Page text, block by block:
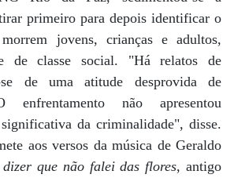
primeiro para depois identificar o
jovens, crianças e adultos,
de classe social. "Há relatos de
se de uma atitude desprovida de
enfrentamento não apresentou
da criminalidade", disse.
aos versos da música de Geraldo
que não falei das flores, antigo